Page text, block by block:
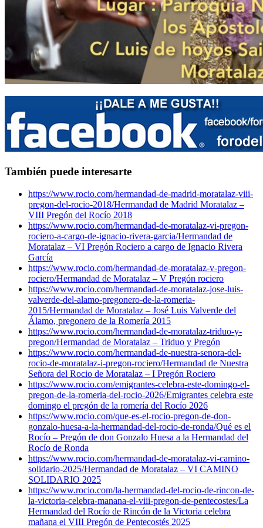
También puede interesarte
https://www.rocio.com/hermandad-de-madrid-moratalaz-viii-
pregon-del-rocio-2018/Hermandad de Madrid Moratalaz –
VIII Pregón del Rocío 2018
https://www.rocio.com/hermandad-de-moratalaz-vi-pregon-
rociero-a-cargo-de-ignacio-rivera-garcia/Hermandad de
Moratalaz – VI Pregón Rociero a cargo de Ignacio Rivera
García
https://www.rocio.com/hermandad-de-moratalaz-v-pregon-
rociero/Hermandad de Moratalaz – V Pregón rociero
https://www.rocio.com/hermandad-de-moratalaz-jose-luis-
valverde-del-alamo-pregonero-de-la-romeria-
2015/Hermandad de Moratalaz – José Luis Valverde del
Álamo, pregonero de la Romería 2015
https://www.rocio.com/hermandad-de-moratalaz-triduo-y-
pregon/Hermandad de Moratalaz – Triduo y Pregón
https://www.rocio.com/hermandad-de-nuestra-senora-del-
rocio-de-moratalaz-i-pregon-rociero/Hermandad de Nuestra
Señora del Rocio de Moratalaz – I Pregón Rociero
https://www.rocio.com/emigrantes-celebra-este-domingo-el-
pregon-de-la-romeria-del-rocio-2026/Emigrantes celebra este
domingo el pregón de la romería del Rocío 2026
https://www.rocio.com/que-es-el-rocio-pregon-de-don-
gonzalo-huesa-a-la-hermandad-del-rocio-de-ronda/Qué es el
Rocío – Pregón de don Gonzalo Huesa a la Hermandad del
Rocío de Ronda
https://www.rocio.com/hermandad-de-moratalaz-vi-camino-
solidario-2025/Hermandad de Moratalaz – VI CAMINO
SOLIDARIO 2025
https://www.rocio.com/la-hermandad-del-rocio-de-rincon-de-
la-victoria-celebra-manana-el-viii-pregon-de-pentecostes/La
Hermandad del Rocío de Rincón de la Victoria celebra
mañana el VIII Pregón de Pentecostés 2025